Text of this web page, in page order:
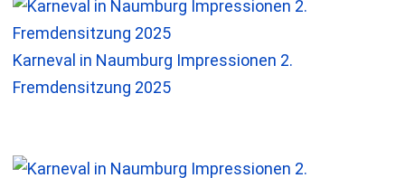
Karneval in Naumburg Impressionen 2.
Fremdensitzung 2025